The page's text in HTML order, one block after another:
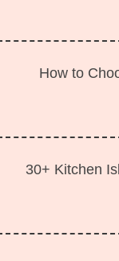
How to
30+ Kitchen